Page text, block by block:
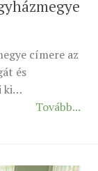
címere az
és
ki…
Tovább...